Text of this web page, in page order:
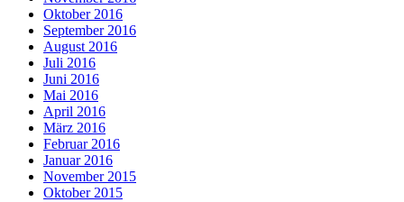
Oktober 2016
September 2016
August 2016
Juli 2016
Juni 2016
Mai 2016
April 2016
März 2016
Februar 2016
Januar 2016
November 2015
Oktober 2015